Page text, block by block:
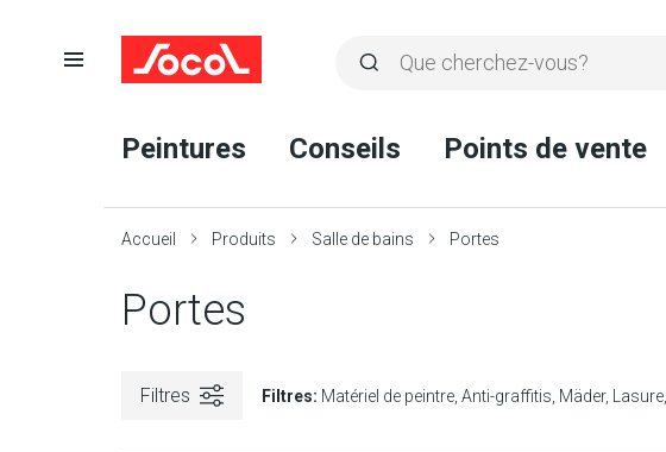
Rechercher
recherche
Ouvrir
Peintures Conseils Points de vente
Accueil Produits Salle de bains Portes
Portes
Filtres Filtres: Matériel de peintre Anti-graffitis Mäder Lasure